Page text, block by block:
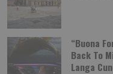
“Buona
Back To
Langa
“Mario Dondero.
Le fotografie inedite, in
massimi fotografi e